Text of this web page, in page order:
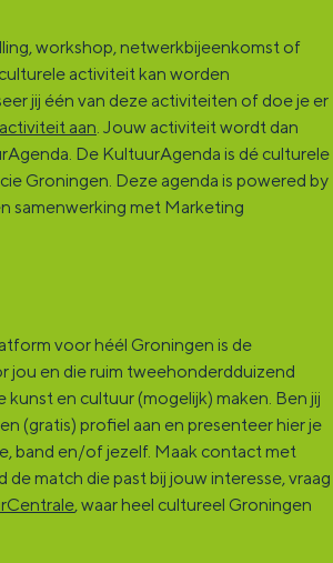
workshop, netwerkbijeenkomst of
activiteit kan worden
jij één van deze activiteiten of doe je er
aan. Jouw activiteit wordt dan
De KultuurAgenda is dé culturele
Groningen. Deze agenda is powered by
samenwerking met Marketing
voor héél Groningen is de
jou en die ruim tweehonderdduizend
kunst en cultuur (mogelijk) maken. Ben jij
(gratis) profiel aan en presenteer hier je
band en/of jezelf. Maak contact met
de match die past bij jouw interesse, vraag
, waar heel cultureel Groningen